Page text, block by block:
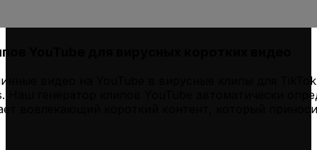
YouTube для вирусных коротких видео
видео на YouTube в вирусные клипы для
Наш генератор клипов YouTube автоматически
вовлекающий короткий контент, который